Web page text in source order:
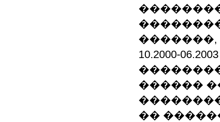
10.2000-
������
��